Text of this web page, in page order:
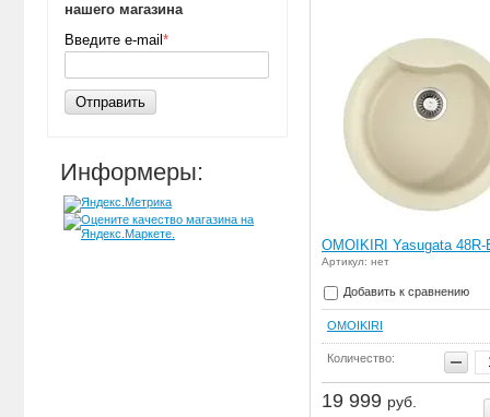
нашего магазина
Введите e-mail *
Отправить
Информеры:
OMOIKIRI Yasugata 48R-
Артикул: нет
Добавить к сравнению
OMOIKIRI
Количество:
19 999 руб.